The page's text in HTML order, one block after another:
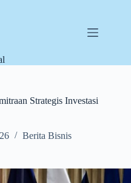
Strategis Investasi
Berita Bisnis